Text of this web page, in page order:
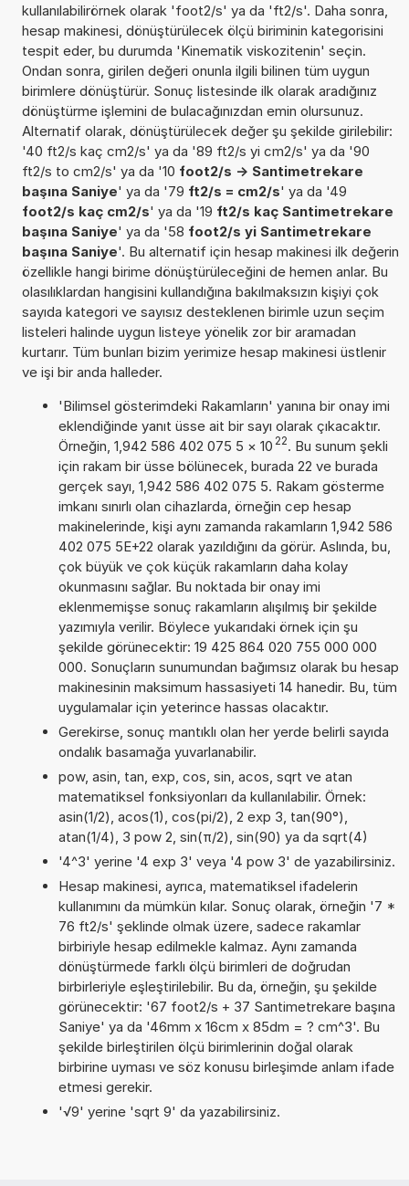
kullanılabilirörnek olarak 'foot2/s' ya da 'ft2/s'. Daha sonra,
hesap makinesi, dönüştürülecek ölçü biriminin kategorisini
tespit eder, bu durumda 'Kinematik viskozitenin' seçin.
Ondan sonra, girilen değeri onunla ilgili bilinen tüm uygun
birimlere dönüştürür. Sonuç listesinde ilk olarak aradığınız
dönüştürme işlemini de bulacağınızdan emin olursunuz.
Alternatif olarak, dönüştürülecek değer şu şekilde girilebilir:
'40 ft2/s kaç cm2/s' ya da '89 ft2/s yi cm2/s' ya da '90
ft2/s to cm2/s' ya da '10 foot2/s -> Santimetrekare
başına Saniye' ya da '79 ft2/s = cm2/s' ya da '49
foot2/s kaç cm2/s' ya da '19 ft2/s kaç Santimetrekare
başına Saniye' ya da '58 foot2/s yi Santimetrekare
başına Saniye'. Bu alternatif için hesap makinesi ilk değerin
özellikle hangi birime dönüştürüleceğini de hemen anlar. Bu
olasılıklardan hangisini kullandığına bakılmaksızın kişiyi çok
sayıda kategori ve sayısız desteklenen birimle uzun seçim
listeleri halinde uygun listeye yönelik zor bir aramadan
kurtarır. Tüm bunları bizim yerimize hesap makinesi üstlenir
ve işi bir anda halleder.
'Bilimsel gösterimdeki Rakamların' yanına bir onay imi
eklendiğinde yanıt üsse ait bir sayı olarak çıkacaktır.
Örneğin, 1,942 586 402 075 5 × 10 22. Bu sunum şekli
için rakam bir üsse bölünecek, burada 22 ve burada
gerçek sayı, 1,942 586 402 075 5. Rakam gösterme
imkanı sınırlı olan cihazlarda, örneğin cep hesap
makinelerinde, kişi aynı zamanda rakamların 1,942 586
402 075 5E+22 olarak yazıldığını da görür. Aslında, bu,
çok büyük ve çok küçük rakamların daha kolay
okunmasını sağlar. Bu noktada bir onay imi
eklenmemişse sonuç rakamların alışılmış bir şekilde
yazımıyla verilir. Böylece yukarıdaki örnek için şu
şekilde görünecektir: 19 425 864 020 755 000 000
000. Sonuçların sunumundan bağımsız olarak bu hesap
makinesinin maksimum hassasiyeti 14 hanedir. Bu, tüm
uygulamalar için yeterince hassas olacaktır.
Gerekirse, sonuç mantıklı olan her yerde belirli sayıda
ondalık basamağa yuvarlanabilir.
pow, asin, tan, exp, cos, sin, acos, sqrt ve atan
matematiksel fonksiyonları da kullanılabilir. Örnek:
asin(1/2), acos(1), cos(pi/2), 2 exp 3, tan(90°),
atan(1/4), 3 pow 2, sin(π/2), sin(90) ya da sqrt(4)
'4^3' yerine '4 exp 3' veya '4 pow 3' de yazabilirsiniz.
Hesap makinesi, ayrıca, matematiksel ifadelerin
kullanımını da mümkün kılar. Sonuç olarak, örneğin '7 *
76 ft2/s' şeklinde olmak üzere, sadece rakamlar
birbiriyle hesap edilmekle kalmaz. Aynı zamanda
dönüştürmede farklı ölçü birimleri de doğrudan
birbirleriyle eşleştirilebilir. Bu da, örneğin, şu şekilde
görünecektir: '67 foot2/s + 37 Santimetrekare başına
Saniye' ya da '46mm x 16cm x 85dm = ? cm^3'. Bu
şekilde birleştirilen ölçü birimlerinin doğal olarak
birbirine uyması ve söz konusu birleşimde anlam ifade
etmesi gerekir.
'√9' yerine 'sqrt 9' da yazabilirsiniz.